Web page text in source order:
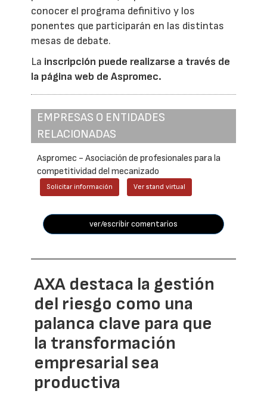
conocer el programa definitivo y los
ponentes que participarán en las distintas
mesas de debate.
La inscripción puede realizarse a través de
la página web de Aspromec.
EMPRESAS O ENTIDADES
RELACIONADAS
Aspromec - Asociación de profesionales para la
competitividad del mecanizado
Solicitar información Ver stand virtual
ver/escribir comentarios
AXA destaca la gestión
del riesgo como una
palanca clave para que
la transformación
empresarial sea
productiva